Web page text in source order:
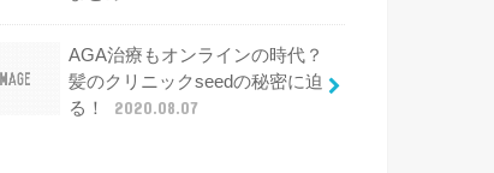
AGA治療もオンラインの時代？
髪のクリニックseedの秘密に迫
る！
2020.08.07